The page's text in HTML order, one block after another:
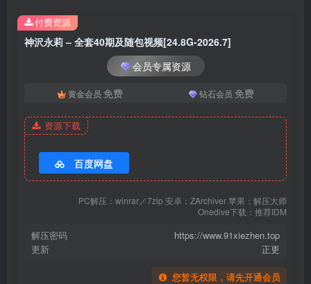
[4.30]
神沢永莉 – NO.035 斑点小狗狗[61P-350.5M]
神沢永莉 – NO.034 ckt儿童节快乐[68P-1V-387M]
[2026.4.23]
神沢永莉 – NO.033 夏日果实[120P-2.24G]
[12.10]
神沢永莉 – NO.032 就这样圈住我吧[65P-2V-2.1G]
[10.1]
神沢永莉 – NO.031 波点小蛋糕泳衣[59P-2V-1.5G]
神沢永莉 – 全套40期及随包视频[24.8G-2026.7]
会员专属资源
黄金会员 免费 钻石会员 免费
资源下载
百度网盘
PC解压：winrar／7zip 安卓：ZArchiver 苹果：解压大师
Onedive下载：推荐IDM
解压密码
https://www.91xiezhen.top
更新
正更
您暂无权限，请先开通会员
付费资源